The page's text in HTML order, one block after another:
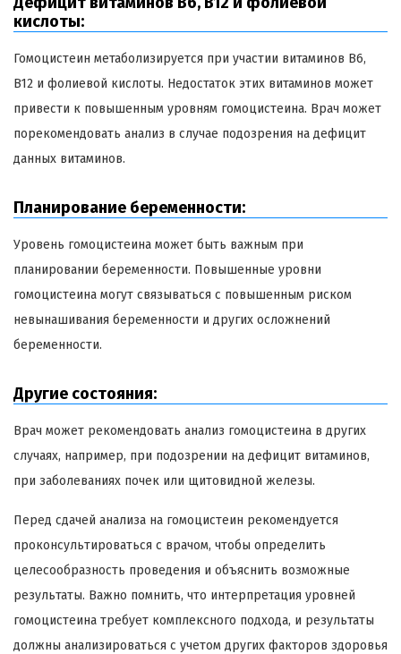
кислоты:
Гомоцистеин метаболизируется при участии витаминов B6,
B12 и фолиевой кислоты. Недостаток этих витаминов может
привести к повышенным уровням гомоцистеина. Врач может
порекомендовать анализ в случае подозрения на дефицит
данных витаминов.
Планирование беременности:
Уровень гомоцистеина может быть важным при
планировании беременности. Повышенные уровни
гомоцистеина могут связываться с повышенным риском
невынашивания беременности и других осложнений
беременности.
Другие состояния:
Врач может рекомендовать анализ гомоцистеина в других
случаях, например, при подозрении на дефицит витаминов,
при заболеваниях почек или щитовидной железы.
Перед сдачей анализа на гомоцистеин рекомендуется
проконсультироваться с врачом, чтобы определить
целесообразность проведения и объяснить возможные
результаты. Важно помнить, что интерпретация уровней
гомоцистеина требует комплексного подхода, и результаты
должны анализироваться с учетом других факторов здоровья